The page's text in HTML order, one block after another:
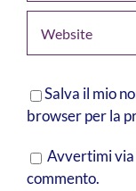
Salva il mio
browser per la
Avvertimi via
commento.